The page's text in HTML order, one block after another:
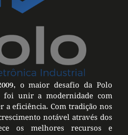
o maior desafio da Polo
unir a modernidade com
a eficiência. Com tradição nos
notável através dos
os melhores recursos e